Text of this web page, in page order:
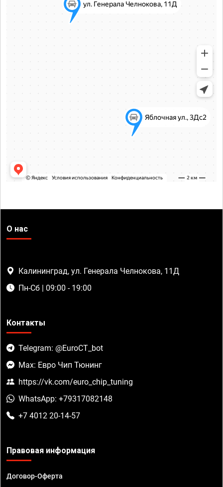
О нас
Калининград, ул. Генерала Челнокова, 11Д
Пн-Сб | 09:00 - 19:00
Контакты
Telegram: @EuroCT_bot
Max: Евро Чип Тюнинг
https://vk.com/euro_chip_tuning
WhatsApp: +79317082148
+7 4012 20-14-57
Правовая информация
Договор-Оферта